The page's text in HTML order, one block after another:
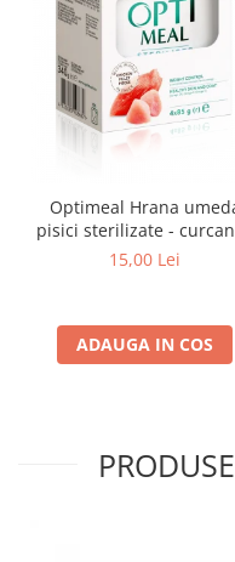
Optimeal Hrana
pisici sterilizate - curcan si
pui in sos, set 3+1,
15,00 Lei
ADAUGA IN COS